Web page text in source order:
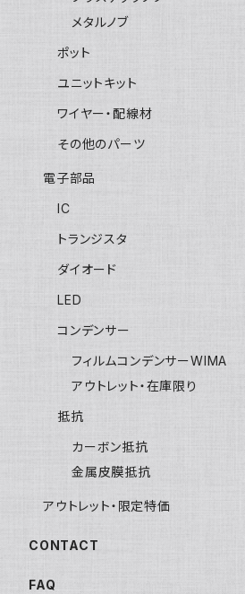
メタルノブ
ポット
ユニットキット
ワイヤー・配線材
その他のパーツ
電子部品
IC
トランジスタ
ダイオード
LED
コンデンサー
フィルムコンデンサーWIMA
アウトレット・在庫限り
抵抗
カーボン抵抗
金属皮膜抵抗
アウトレット・限定特価
CONTACT
FAQ